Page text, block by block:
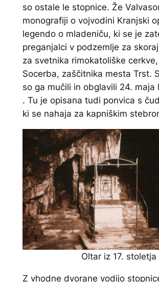
so ostale le stopnice. Že
monografiji o vojvodini Kranjski
legendo o mladeniču, ki se je
preganjalci v podzemlje za
za svetnika rimokatoliške
Socerba, zaščitnika mesta Trst.
so ga mučili in obglavili 24. maja
. Tu je opisana tudi ponvica s
ki se nahaja za kapniškim
Oltar iz 17. stoletja
Z vhodne dvorane vodijo